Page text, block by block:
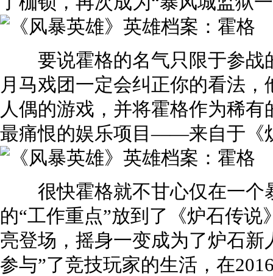
要说霍格的名气只限于参战
月马戏团一定会纠正你的看法
人偶的游戏，并将霍格作为稀
最痛恨的娱乐项目——来自于《
很快霍格就不甘心仅在一个
的“工作重点”放到了《炉石传
亮登场，摇身一变成为了炉石
参与”了竞技玩家的生活，在